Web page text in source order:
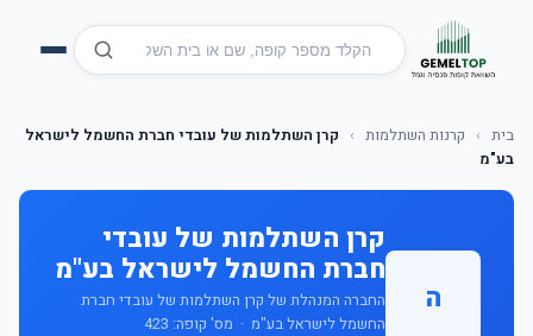
בית › קרנות השתלמות ›
קרן השתלמות של עובדי חברת החשמל לישראל
בע"מ
ה
קרן השתלמות של עובדי
חברת החשמל לישראל בע"מ
החברה המנהלת של קרן השתלמות של עובדי חברת
החשמל לישראל בע"מ · מס' קופה: 423